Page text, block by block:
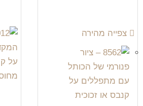
צפייה מהירה